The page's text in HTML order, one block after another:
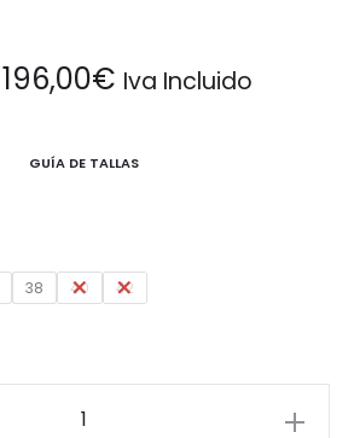
El
245,00€.
196,00€ El
196,00€.
Iva Incluido
GUÍA DE TALLAS
38 40 42